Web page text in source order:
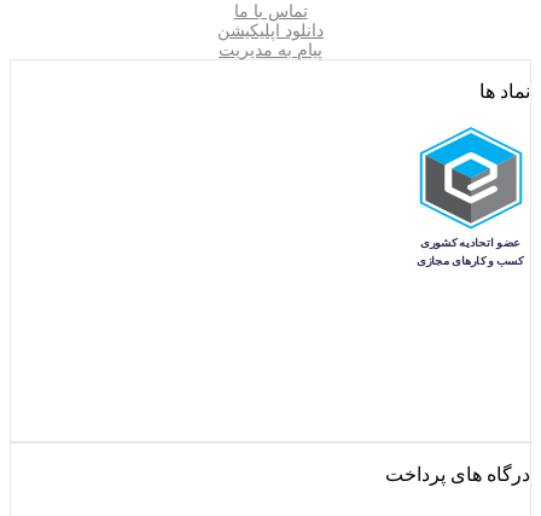
تماس با ما
دانلود اپلیکیشن
پیام به مدیریت
نماد ها
درگاه های پرداخت